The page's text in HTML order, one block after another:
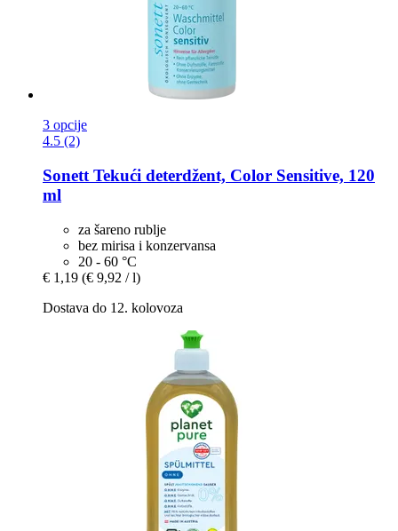
3 opcije
4.5 (2)
Sonett Tekući deterdžent, Color Sensitive, 120
ml
za šareno rublje
bez mirisa i konzervansa
20 - 60 °C
€ 1,19 (€ 9,92 / l)
Dostava do 12. kolovoza